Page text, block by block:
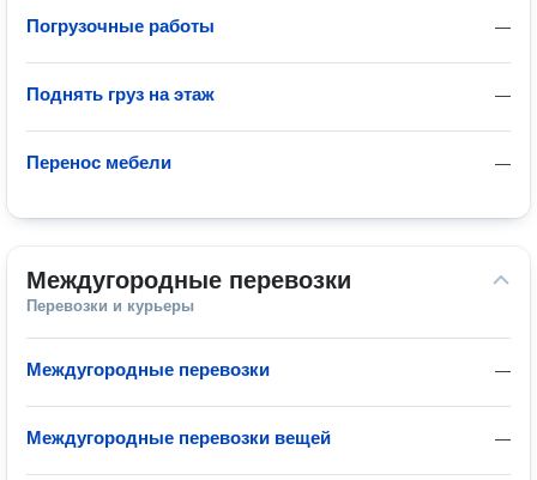
—
Погрузочные работы
—
Поднять груз на этаж
—
Перенос мебели
Междугородные перевозки
Перевозки и курьеры
—
Междугородные перевозки
—
Междугородные перевозки вещей